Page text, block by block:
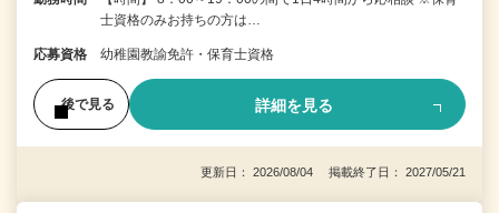
士資格のみお持ちの方は…
応募資格 幼稚園教諭免許・保育士資格
後で見る 詳細を見る
更新日： 2026/08/04 掲載終了日： 2027/05/21